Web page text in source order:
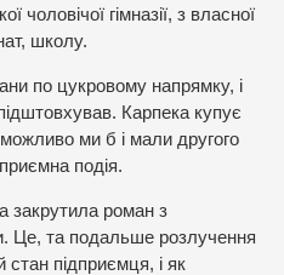
чоловічої гімназії, з власної
школу.
по цукровому напрямку, і
Карпека купує
ми б і мали другого
подія.
закрутила роман з
Це, та подальше розлучення
підприємця, і як